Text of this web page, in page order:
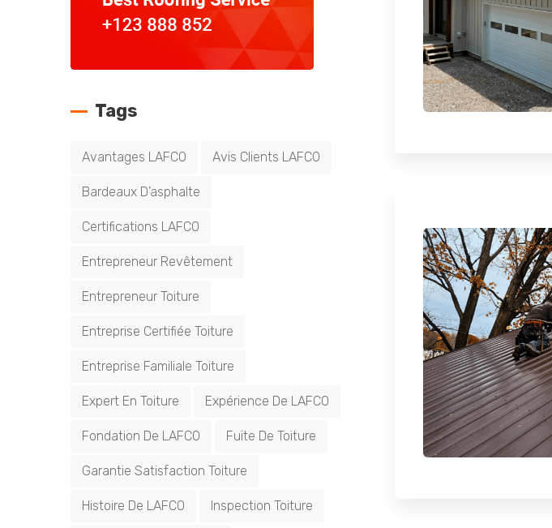
Tags
Avantages LAFCO Avis Clients LAFCO
Bardeaux D’asphalte
Certifications LAFCO
Entrepreneur Revêtement
Entrepreneur Toiture
Entreprise Certifiée Toiture
Entreprise Familiale Toiture
Expert En Toiture Expérience De LAFCO
Fondation De LAFCO Fuite De Toiture
Garantie Satisfaction Toiture
Histoire De LAFCO Inspection Toiture